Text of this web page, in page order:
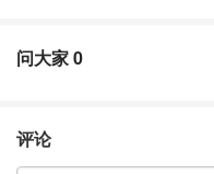
问大家0
评论